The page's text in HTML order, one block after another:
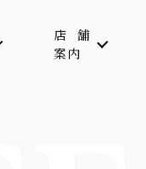
店舗
案内